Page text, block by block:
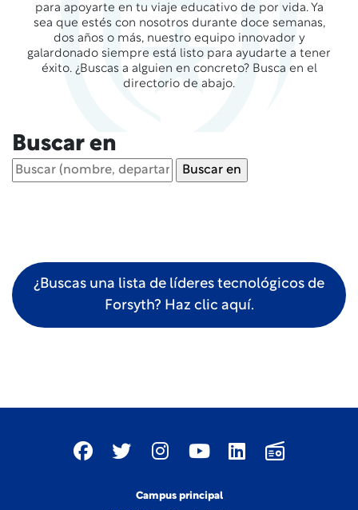
para apoyarte en tu viaje educativo de por vida. Ya
sea que estés con nosotros durante doce semanas,
dos años o más, nuestro equipo innovador y
galardonado siempre está listo para ayudarte a tener
éxito. ¿Buscas a alguien en concreto? Busca en el
directorio de abajo.
Buscar en
¿Buscas una lista de líderes tecnológicos de
Forsyth? Haz clic aquí.
Campus principal